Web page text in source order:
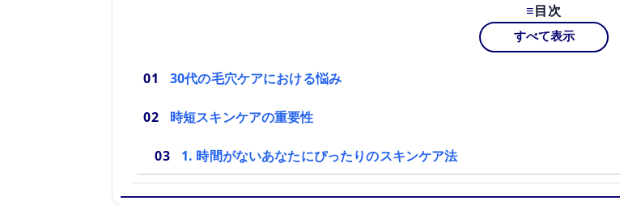
目次
すべて表示
30代の毛穴ケアにおける悩み
時短スキンケアの重要性
1. 時間がないあなたにぴったりのスキンケア法